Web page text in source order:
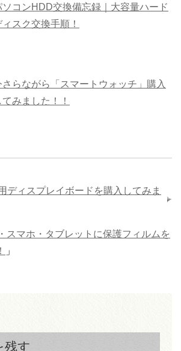
ソコンHDD交換備忘録｜大容量ハード
ィスク交換手順！
さらながら「スマートウォッチ」購入
てみました！！
ディスプレイボードを購入してみま
スマホ・タブレットに保護フィルムを
」
残す